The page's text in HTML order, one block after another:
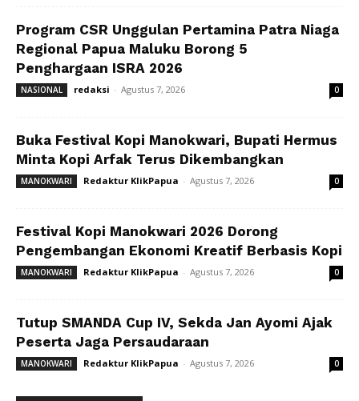
Program CSR Unggulan Pertamina Patra Niaga
Regional Papua Maluku Borong 5
Penghargaan ISRA 2026
NASIONAL redaksi - Agustus 7, 2026 0
Buka Festival Kopi Manokwari, Bupati Hermus
Minta Kopi Arfak Terus Dikembangkan
MANOKWARI Redaktur KlikPapua - Agustus 7, 2026 0
Festival Kopi Manokwari 2026 Dorong
Pengembangan Ekonomi Kreatif Berbasis Kopi
MANOKWARI Redaktur KlikPapua - Agustus 7, 2026 0
Tutup SMANDA Cup IV, Sekda Jan Ayomi Ajak
Peserta Jaga Persaudaraan
MANOKWARI Redaktur KlikPapua - Agustus 7, 2026 0